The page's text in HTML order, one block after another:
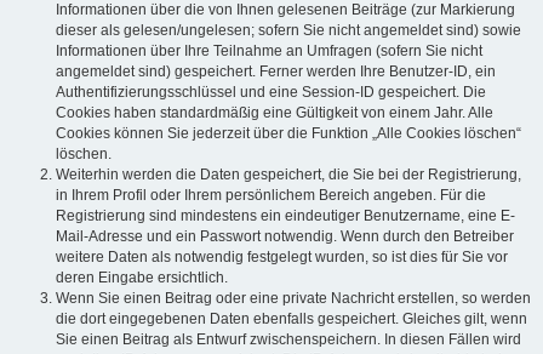
Informationen über die von Ihnen gelesenen Beiträge (zur Markierung
dieser als gelesen/ungelesen; sofern Sie nicht angemeldet sind) sowie
Informationen über Ihre Teilnahme an Umfragen (sofern Sie nicht
angemeldet sind) gespeichert. Ferner werden Ihre Benutzer-ID, ein
Authentifizierungsschlüssel und eine Session-ID gespeichert. Die
Cookies haben standardmäßig eine Gültigkeit von einem Jahr. Alle
Cookies können Sie jederzeit über die Funktion „Alle Cookies löschen“
löschen.
Weiterhin werden die Daten gespeichert, die Sie bei der Registrierung,
in Ihrem Profil oder Ihrem persönlichem Bereich angeben. Für die
Registrierung sind mindestens ein eindeutiger Benutzername, eine E-
Mail-Adresse und ein Passwort notwendig. Wenn durch den Betreiber
weitere Daten als notwendig festgelegt wurden, so ist dies für Sie vor
deren Eingabe ersichtlich.
Wenn Sie einen Beitrag oder eine private Nachricht erstellen, so werden
die dort eingegebenen Daten ebenfalls gespeichert. Gleiches gilt, wenn
Sie einen Beitrag als Entwurf zwischenspeichern. In diesen Fällen wird